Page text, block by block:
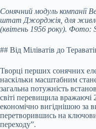
Сонячний модуль компанії
штат Джорджія, для
(квітень 1956 року). Фото:
## Від Міліватів до
Творці перших сонячних
наскільки масштабним
загальна потужність
світі перевищила вражаючі
економічно вигіднішою за
перетворившись на
переходу”.